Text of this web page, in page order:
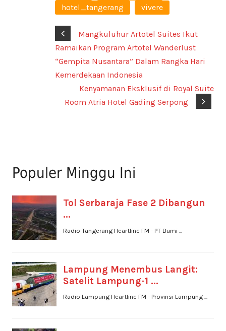
hotel_tangerang
vivere
Mangkuluhur Artotel Suites Ikut
Ramaikan Program Artotel Wanderlust
“Gempita Nusantara” Dalam Rangka Hari
Kemerdekaan Indonesia
Kenyamanan Eksklusif di Royal Suite
Room Atria Hotel Gading Serpong
Populer Minggu Ini